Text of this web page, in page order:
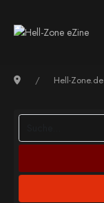
Hell-Zone.de